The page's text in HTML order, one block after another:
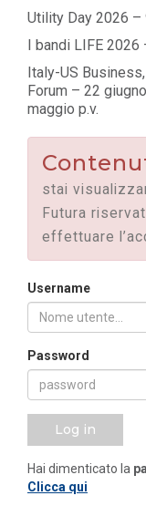
Utility Day 2026 –
I bandi LIFE
Italy-US
Forum – 22
maggio p.v.
stai
Futura
effettuare
Username
Password
Log in
Hai dimenticato la
Clicca qui